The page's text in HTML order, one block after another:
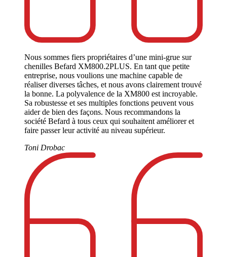
Nous sommes fiers propriétaires d’une mini-grue sur
chenilles Befard XM800.2PLUS. En tant que petite
entreprise, nous voulions une machine capable de
réaliser diverses tâches, et nous avons clairement trouvé
la bonne. La polyvalence de la XM800 est incroyable.
Sa robustesse et ses multiples fonctions peuvent vous
aider de bien des façons. Nous recommandons la
société Befard à tous ceux qui souhaitent améliorer et
faire passer leur activité au niveau supérieur.
Toni Drobac